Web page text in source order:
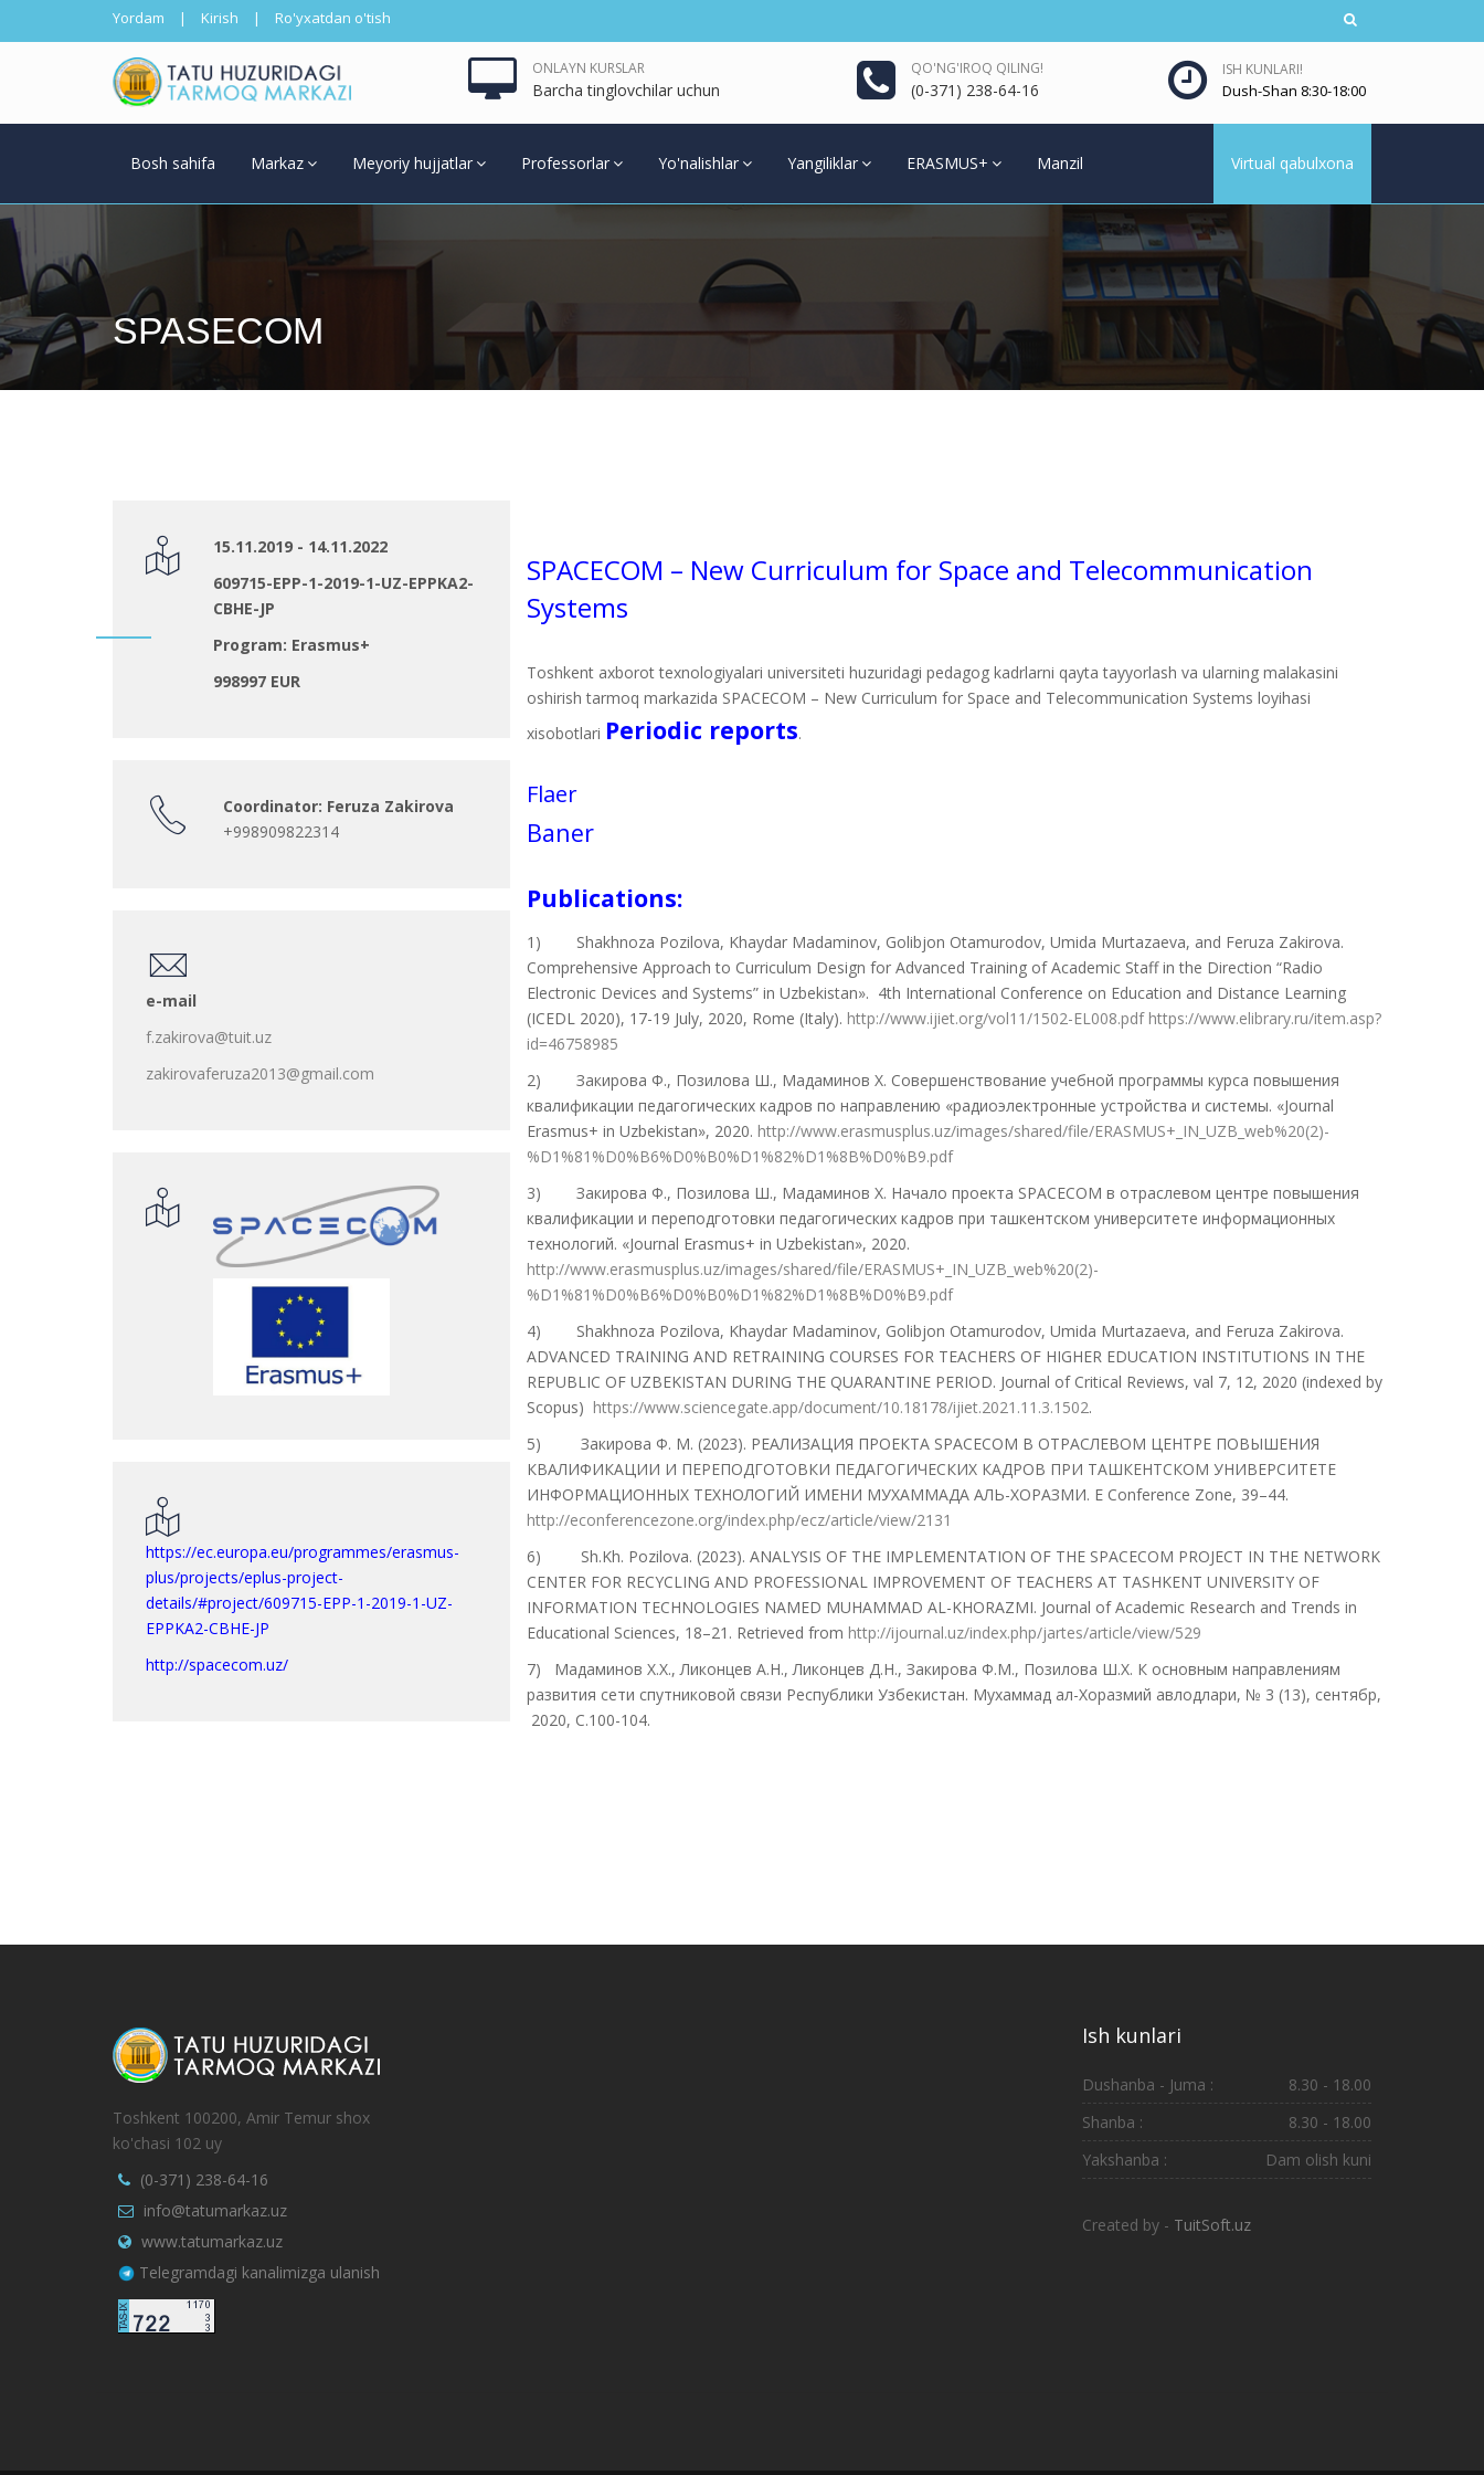
Yordam | Kirish | Ro'yxatdan o'tish
ONLAYN KURSLAR
Barcha tinglovchilar uchun
QO'NG'IROQ QILING!
(0-371) 238-64-16
ISH KUNLARI!
Dush-Shan 8:30-18:00
Bosh sahifa Markaz Meyoriy hujjatlar Professorlar Yo'nalishlar Yangiliklar ERASMUS+ Manzil Virtual qabulxona
SPASECOM
15.11.2019 - 14.11.2022
609715-EPP-1-2019-1-UZ-EPPKA2-
CBHE-JP
Program: Erasmus+
998997 EUR
Coordinator: Feruza Zakirova
+998909822314
e-mail
f.zakirova@tuit.uz
zakirovaferuza2013@gmail.com
https://ec.europa.eu/programmes/erasmus-
plus/projects/eplus-project-
details/#project/609715-EPP-1-2019-1-UZ-
EPPKA2-CBHE-JP
http://spacecom.uz/
SPACECOM – New Curriculum for Space and Telecommunication
Systems
Toshkent axborot texnologiyalari universiteti huzuridagi pedagog kadrlarni qayta tayyorlash va ularning malakasini
oshirish tarmoq markazida SPACECOM – New Curriculum for Space and Telecommunication Systems loyihasi
xisobotlari Periodic reports.
Flaer
Baner
Publications:
1) Shakhnoza Pozilova, Khaydar Madaminov, Golibjon Otamurodov, Umida Murtazaeva, and Feruza Zakirova.
Comprehensive Approach to Curriculum Design for Advanced Training of Academic Staff in the Direction “Radio
Electronic Devices and Systems” in Uzbekistan». 4th International Conference on Education and Distance Learning
(ICEDL 2020), 17-19 July, 2020, Rome (Italy). http://www.ijiet.org/vol11/1502-EL008.pdf https://www.elibrary.ru/item.asp?
id=46758985
2) Закирова Ф., Позилова Ш., Мадаминов Х. Совершенствование учебной программы курса повышения
квалификации педагогических кадров по направлению «радиоэлектронные устройства и системы. «Journal
Erasmus+ in Uzbekistan», 2020. http://www.erasmusplus.uz/images/shared/file/ERASMUS+_IN_UZB_web%20(2)-
%D1%81%D0%B6%D0%B0%D1%82%D1%8B%D0%B9.pdf
3) Закирова Ф., Позилова Ш., Мадаминов Х. Начало проекта SPACECOM в отраслевом центре повышения
квалификации и переподготовки педагогических кадров при ташкентском университете информационных
технологий. «Journal Erasmus+ in Uzbekistan», 2020.
http://www.erasmusplus.uz/images/shared/file/ERASMUS+_IN_UZB_web%20(2)-
%D1%81%D0%B6%D0%B0%D1%82%D1%8B%D0%B9.pdf
4) Shakhnoza Pozilova, Khaydar Madaminov, Golibjon Otamurodov, Umida Murtazaeva, and Feruza Zakirova.
ADVANCED TRAINING AND RETRAINING COURSES FOR TEACHERS OF HIGHER EDUCATION INSTITUTIONS IN THE
REPUBLIC OF UZBEKISTAN DURING THE QUARANTINE PERIOD. Journal of Critical Reviews, val 7, 12, 2020 (indexed by
Scopus) https://www.sciencegate.app/document/10.18178/ijiet.2021.11.3.1502.
5) Закирова Ф. М. (2023). РЕАЛИЗАЦИЯ ПРОЕКТА SPAСECOM В ОТРАСЛЕВОМ ЦЕНТРЕ ПОВЫШЕНИЯ
КВАЛИФИКАЦИИ И ПЕРЕПОДГОТОВКИ ПЕДАГОГИЧЕСКИХ КАДРОВ ПРИ ТАШКЕНТСКОМ УНИВЕРСИТЕТЕ
ИНФОРМАЦИОННЫХ ТЕХНОЛОГИЙ ИМЕНИ МУХАММАДА АЛЬ-ХОРАЗМИ. E Conference Zone, 39–44.
http://econferencezone.org/index.php/ecz/article/view/2131
6) Sh.Kh. Pozilova. (2023). ANALYSIS OF THE IMPLEMENTATION OF THE SPACECOM PROJECT IN THE NETWORK
CENTER FOR RECYCLING AND PROFESSIONAL IMPROVEMENT OF TEACHERS AT TASHKENT UNIVERSITY OF
INFORMATION TECHNOLOGIES NAMED MUHAMMAD AL-KHORAZMI. Journal of Academic Research and Trends in
Educational Sciences, 18–21. Retrieved from http://ijournal.uz/index.php/jartes/article/view/529
7) Мадаминов Х.Х., Ликонцев А.Н., Ликонцев Д.Н., Закирова Ф.М., Позилова Ш.Х. К основным направлениям
развития сети спутниковой связи Республики Узбекистан. Мухаммад ал-Хоразмий авлодлари, № 3 (13), сентябр,
2020, C.100-104.
Toshkent 100200, Amir Temur shox
ko'chasi 102 uy
(0-371) 238-64-16
info@tatumarkaz.uz
www.tatumarkaz.uz
Telegramdagi kanalimizga ulanish
Ish kunlari
Dushanba - Juma :
8.30 - 18.00
Shanba :
8.30 - 18.00
Yakshanba :
Dam olish kuni
Created by - TuitSoft.uz